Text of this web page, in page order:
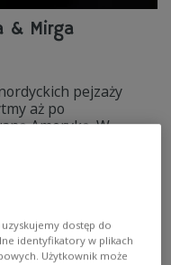
& Mirga
pejzaży
aż po
Ameryką. W
Orchestra pod
"Łabędzia z
fortepianowy "Latin
w roli
Nowego Świata"
Jean Sibelius
dostęp do
identyfikatory w plikach
Użytkownik może